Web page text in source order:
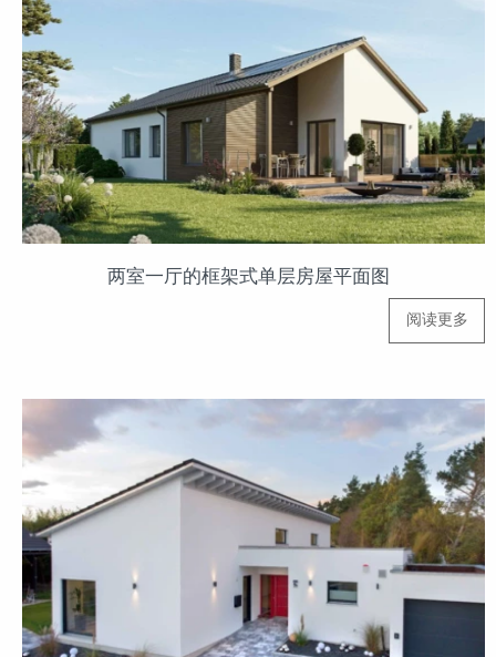
两室一厅的框架式单层房屋平面图
阅读更多